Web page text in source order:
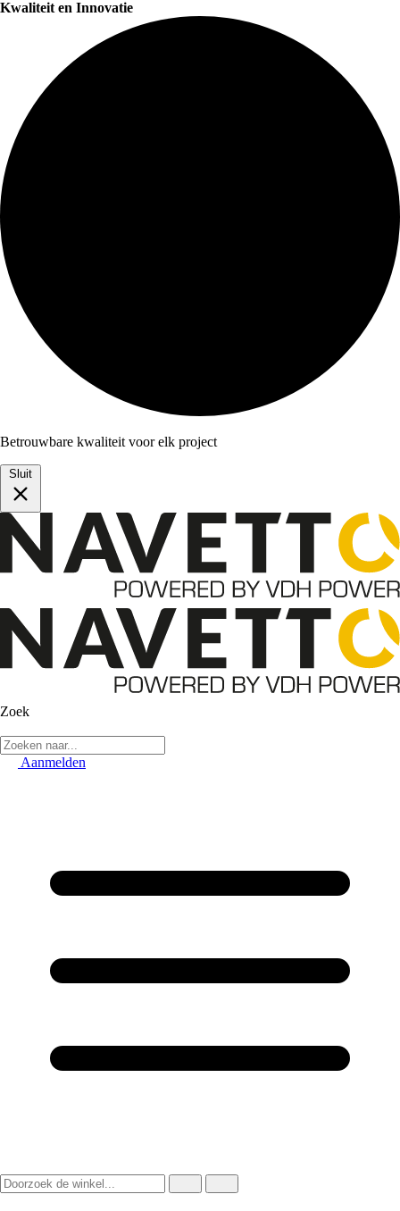
Kwaliteit en Innovatie
Betrouwbare kwaliteit voor elk project
Sluit
Zoek
Aanmelden